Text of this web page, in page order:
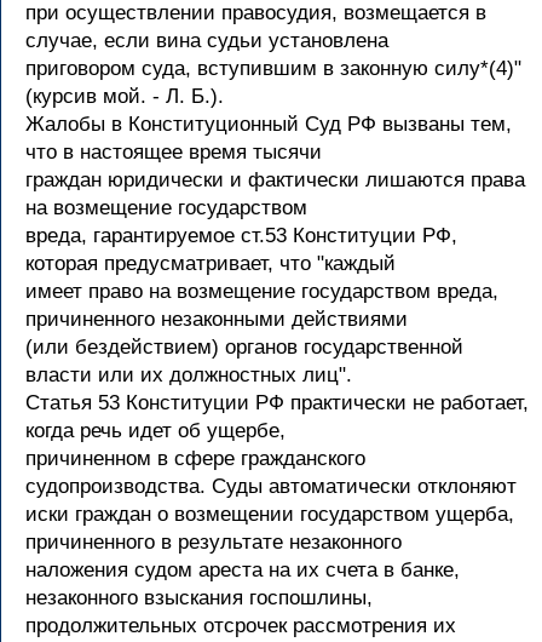
при осуществлении правосудия, возмещается в
случае, если вина судьи установлена
приговором суда, вступившим в законную силу*(4)"
(курсив мой. - Л. Б.).
Жалобы в Конституционный Суд РФ вызваны тем,
что в настоящее время тысячи
граждан юридически и фактически лишаются права
на возмещение государством
вреда, гарантируемое ст.53 Конституции РФ,
которая предусматривает, что "каждый
имеет право на возмещение государством вреда,
причиненного незаконными действиями
(или бездействием) органов государственной
власти или их должностных лиц".
Статья 53 Конституции РФ практически не работает,
когда речь идет об ущербе,
причиненном в сфере гражданского
судопроизводства. Суды автоматически отклоняют
иски граждан о возмещении государством ущерба,
причиненного в результате незаконного
наложения судом ареста на их счета в банке,
незаконного взыскания госпошлины,
продолжительных отсрочек рассмотрения их